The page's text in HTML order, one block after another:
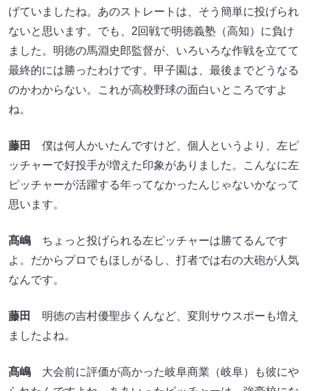
げていましたね。あのストレートは、そう簡単に投げられ
ないと思います。でも、2回戦で明徳義塾（高知）に負け
ました。明徳の馬淵史郎監督が、いろいろな作戦を立てて
最終的には勝ったわけです。甲子園は、最後までどうなる
のかわからない。これが高校野球の面白いところですよ
ね。
藤田
僕は何人かいたんですけど、個人というより、左ピ
ッチャーで好投手が増えた印象がありました。こんなに左
ピッチャーが活躍する年ってなかったんじゃないかなって
思います。
髙嶋 ちょっと投げられる左ピッチャーは勝てるんです
よ。だからプロでもほしがるし、打者では右の大砲が人気
なんです。
藤田
明徳の吉村優聖歩くんなど、変則サウスポーも増え
ましたよね。
髙嶋 大会前に評価が高かった岐阜商業（岐阜）も彼にや